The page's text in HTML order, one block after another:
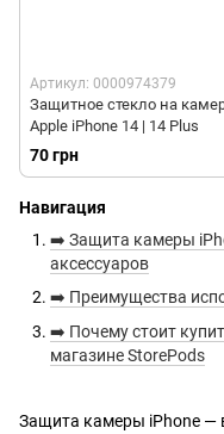
Артикул: 0000974379
Защитное стекло на
Apple iPhone 14 | 14 Plus
70 грн
Навигация
➡️ Защита камеры
аксессуаров
➡️ Преимущества
➡️ Почему стоит
магазине StorePods
Защита камеры iPhone —